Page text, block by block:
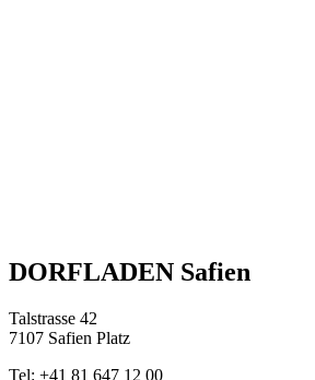
DORFLADEN Safien
Talstrasse 42
7107 Safien Platz
Tel: +41 81 647 12 00